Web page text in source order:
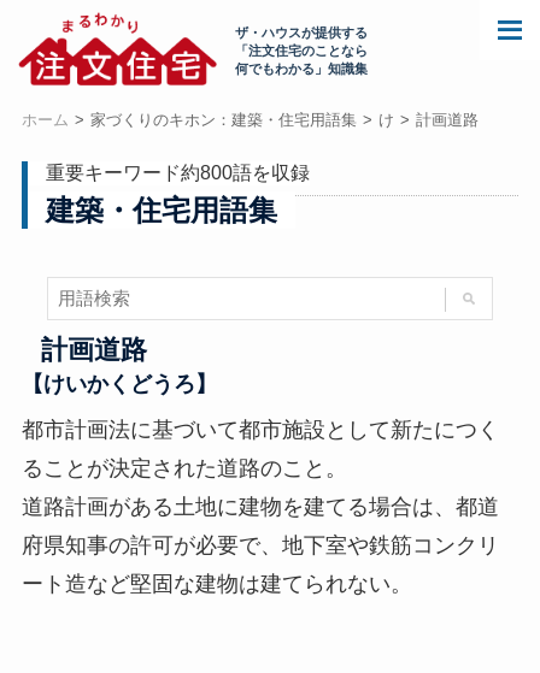
ザ・ハウスが提供する
「注文住宅のことなら
何でもわかる」知識集
ホーム 家づくりのキホン：建築・住宅用語集 け 計画道路
重要キーワード約800語を収録
建築・住宅用語集
計画道路
【けいかくどうろ】
都市計画法に基づいて都市施設として新たにつく
ることが決定された道路のこと。
道路計画がある土地に建物を建てる場合は、都道
府県知事の許可が必要で、地下室や鉄筋コンクリ
ート造など堅固な建物は建てられない。